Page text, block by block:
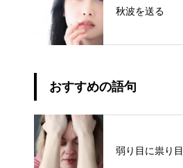
秋波を送る
おすすめの語句
弱り目に祟り目